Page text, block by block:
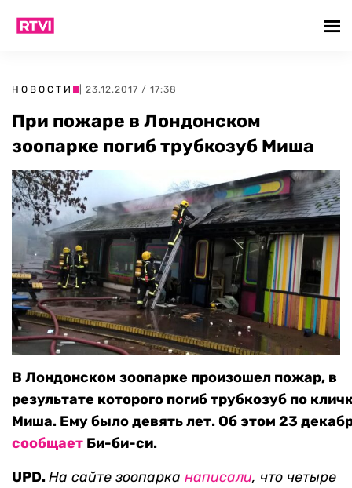
НОВОСТИ | 23.12.2017 / 17:38
При пожаре в Лондонском
зоопарке погиб трубкозуб Миша
В Лондонском зоопарке произошел пожар, в
результате которого погиб трубкозуб по
Миша. Ему было девять лет. Об этом 23
сообщает Би-би-си.
UPD.На сайте зоопарка написали, что четыре